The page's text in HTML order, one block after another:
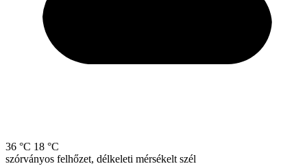
36 °C 18 °C
szórványos felhőzet, délkeleti mérsékelt szél